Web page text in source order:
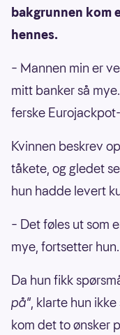
bakgrunnen kom
hennes.
– Mannen min er
mitt banker så
ferske
Kvinnen beskrev
tåkete, og gledet
hun hadde levert
– Det føles ut som
mye, fortsetter hun.
Da hun fikk
på", klarte hun
kom det to ønsker